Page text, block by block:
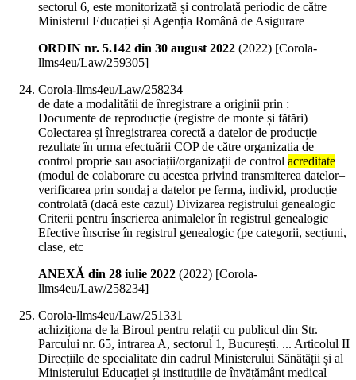
sectorul 6, este monitorizată și controlată periodic de către
Ministerul Educației și Agenția Română de Asigurare
ORDIN nr. 5.142 din 30 august 2022 (2022) [Corola-
llms4eu/Law/259305]
Corola-llms4eu/Law/258234
de date a modalitătii de înregistrare a originii prin :
Documente de reproducție (registre de monte și fătări)
Colectarea și înregistrarea corectă a datelor de producție
rezultate în urma efectuării COP de către organizatia de
control proprie sau asociații/organizații de control acreditate
(modul de colaborare cu acestea privind transmiterea datelor–
verificarea prin sondaj a datelor pe ferma, individ, producție
controlată (dacă este cazul) Divizarea registrului genealogic
Criterii pentru înscrierea animalelor în registrul genealogic
Efective înscrise în registrul genealogic (pe categorii, secțiuni,
clase, etc
ANEXĂ din 28 iulie 2022 (2022) [Corola-
llms4eu/Law/258234]
Corola-llms4eu/Law/251331
achiziționa de la Biroul pentru relații cu publicul din Str.
Parcului nr. 65, intrarea A, sectorul 1, București. ... Articolul II
Direcțiile de specialitate din cadrul Ministerului Sănătății și al
Ministerului Educației și instituțiile de învățământ medical